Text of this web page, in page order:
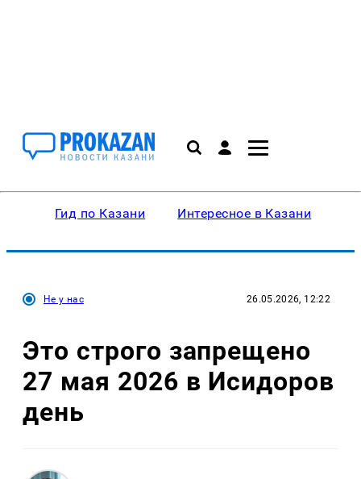
Гид по Казани Интересное в Казани
Не у нас 26.05.2026, 12:22
Это строго запрещено
27 мая 2026 в Исидоров
день